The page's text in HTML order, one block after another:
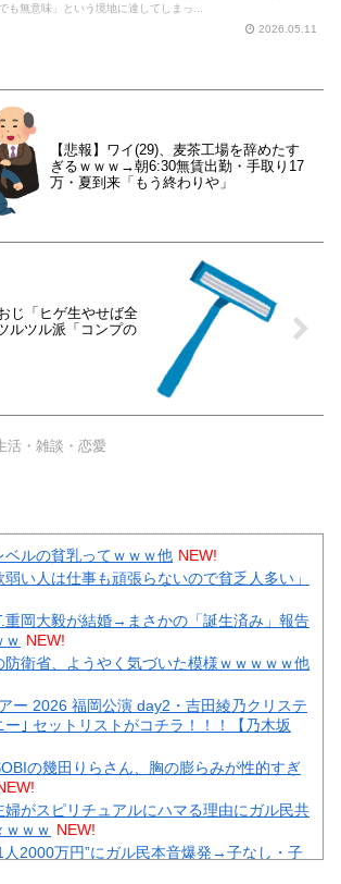
も無意味」という境地に達してしまっ...
2026.05.11
【悲報】ワイ(29)、麦茶工場を辞めたす
ぎるｗｗｗ→朝6:30無賃出勤・手取り17
万・夏到来「もう終わりや」
じ「ヒゲ生やせば全
ルツル派「コンプの
活・雑談・恋愛
ベルの貧乳ってｗｗｗ他 NEW!
い人は仕事も頑張らないので貧乏人多い」
重岡大毅が結婚→まさかの「誕生済み」報告
ｗ NEW!
防衛省、ようやく気づいた模様ｗｗｗｗｗ他
ー 2026 福岡公演 day2・吉田綾乃クリステ
ー｣ セットリストがコチラ！！！【乃木坂
の幾田りらさん、胸の膨らみが性的すぎ
婦がスピリチュアルにハマる理由にガル民共
ｗｗ NEW!
1人2000万円”にガル民本音爆発→子なし・子